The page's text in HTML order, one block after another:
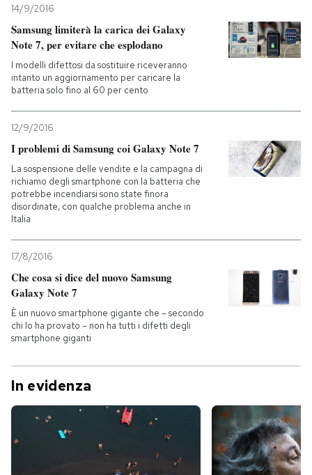
14/9/2016
Samsung limiterà la carica dei Galaxy
Note 7, per evitare che esplodano
I modelli difettosi da sostituire riceveranno
intanto un aggiornamento per caricare la
batteria solo fino al 60 per cento
12/9/2016
I problemi di Samsung coi Galaxy Note 7
La sospensione delle vendite e la campagna di
richiamo degli smartphone con la batteria che
potrebbe incendiarsi sono state finora
disordinate, con qualche problema anche in
Italia
17/8/2016
Che cosa si dice del nuovo Samsung
Galaxy Note 7
È un nuovo smartphone gigante che – secondo
chi lo ha provato – non ha tutti i difetti degli
smartphone giganti
In evidenza